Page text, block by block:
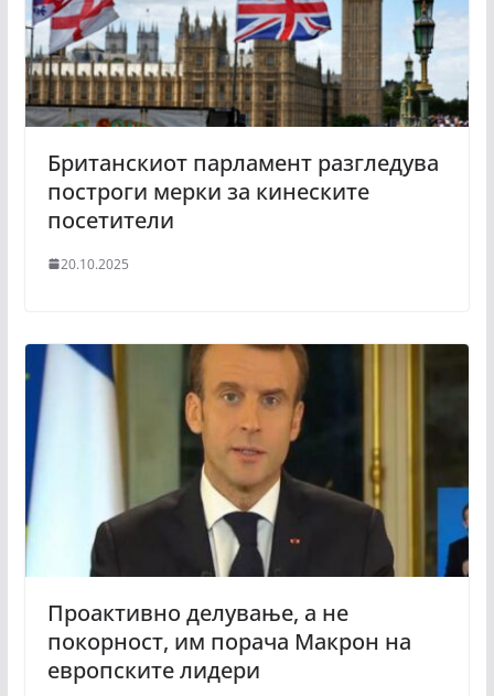
Британскиот парламент разгледува
построги мерки за кинеските
посетители
20.10.2025
Проактивно делување, а не
покорност, им порача Макрон на
европските лидери